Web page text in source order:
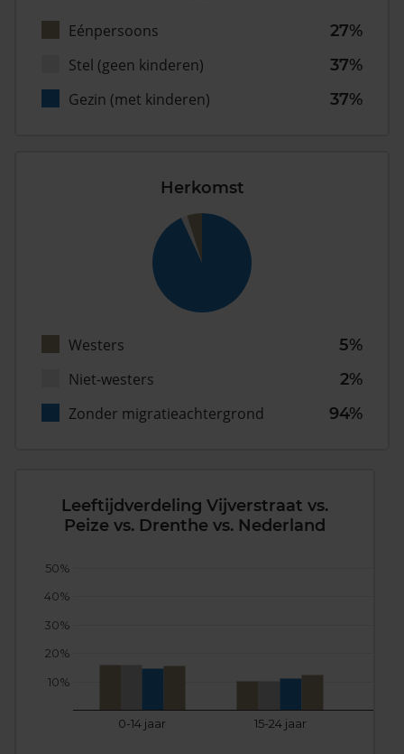
Eénpersoons
27%
Stel (geen kinderen)
37%
Gezin (met kinderen)
37%
Herkomst
Westers
5%
Niet-westers
2%
Zonder migratieachtergrond
94%
Leeftijdverdeling Vijverstraat vs.
Peize vs. Drenthe vs. Nederland
0-14 jaar 15-24 jaar
10%
20%
30%
40%
50%